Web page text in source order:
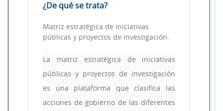
¿De qué se trata?
Matriz estratégica de iniciativas
públicas y proyectos de investigación.
La matriz estratégica de iniciativas
públicas y proyectos de investigación
es una plataforma que clasifica las
acciones de gobierno de las diferentes